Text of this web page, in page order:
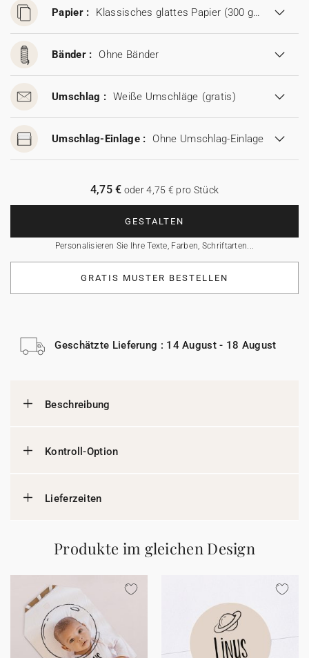
Papier : Klassisches glattes Papier (300 g/m²)
Bänder : Ohne Bänder
Umschlag : Weiße Umschläge (gratis)
Umschlag-Einlage : Ohne Umschlag-Einlage
GESTALTEN
Personalisieren Sie Ihre Texte, Farben, Schriftarten...
4,75 € oder 4,75 € pro Stück
GRATIS MUSTER BESTELLEN
Geschätzte Lieferung : 14 August - 18 August
Beschreibung
Kontroll-Option
Lieferzeiten
Produkte im gleichen Design